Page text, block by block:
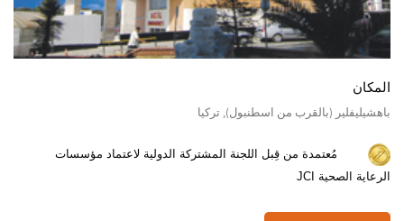
المكان
باهشيليفلير (بالقرب من اسطنبول), تركيا
مُعتمدة من قِبل اللجنة المشتركة الدولية لاعتماد مؤسسات
الرعاية الصحية JCI